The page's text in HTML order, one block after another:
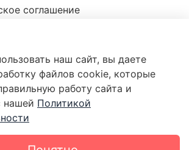
соглашение
наш сайт, вы даете
файлов cookie, которые
работу сайта и
нашей Политикой